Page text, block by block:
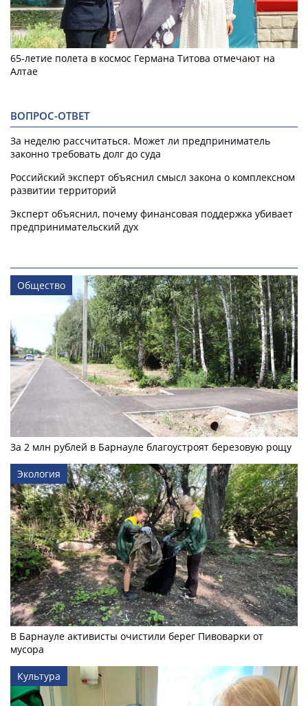
65-летие полета в космос Германа Титова отмечают на
Алтае
ВОПРОС-ОТВЕТ
За неделю рассчитаться. Может ли предприниматель
законно требовать долг до суда
Российский эксперт объяснил смысл закона о комплексном
развитии территорий
Эксперт объяснил, почему финансовая поддержка убивает
предпринимательский дух
Общество
За 2 млн рублей в Барнауле благоустроят березовую рощу
Экология
В Барнауле активисты очистили берег Пивоварки от
мусора
Культура